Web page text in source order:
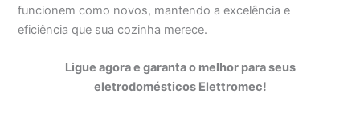
funcionem como novos, mantendo a excelência e
eficiência que sua cozinha merece.
Ligue agora e garanta o melhor para seus
eletrodomésticos Elettromec!